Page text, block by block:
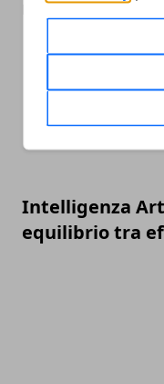
nuove
Intelligenza
equilibrio tra